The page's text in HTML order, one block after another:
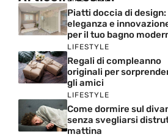
Piatti doccia di design:
eleganza e
per il tuo bagno
LIFESTYLE
Regali di compleanno
originali per
gli amici
LIFESTYLE
Come dormire sul
senza svegliarsi
mattina